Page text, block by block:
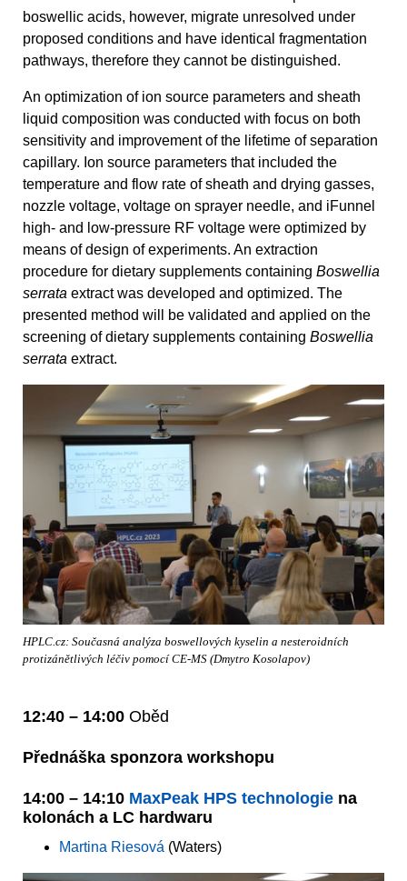
boswellic acids, however, migrate unresolved under
proposed conditions and have identical fragmentation
pathways, therefore they cannot be distinguished.
An optimization of ion source parameters and sheath
liquid composition was conducted with focus on both
sensitivity and improvement of the lifetime of separation
capillary. Ion source parameters that included the
temperature and flow rate of sheath and drying gasses,
nozzle voltage, voltage on sprayer needle, and iFunnel
high- and low-pressure RF voltage were optimized by
means of design of experiments. An extraction
procedure for dietary supplements containing Boswellia
serrata extract was developed and optimized. The
presented method will be validated and applied on the
screening of dietary supplements containing Boswellia
serrata extract.
HPLC.cz: Současná analýza boswellových kyselin a nesteroidních
protizánětlivých léčiv pomocí CE-MS (Dmytro Kosolapov)
12:40 – 14:00 Oběd
Přednáška sponzora workshopu
14:00 – 14:10 MaxPeak HPS technologie na
kolonách a LC hardwaru
Martina Riesová (Waters)